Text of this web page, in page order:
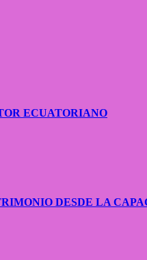
ECUATORIANO
DESDE LA